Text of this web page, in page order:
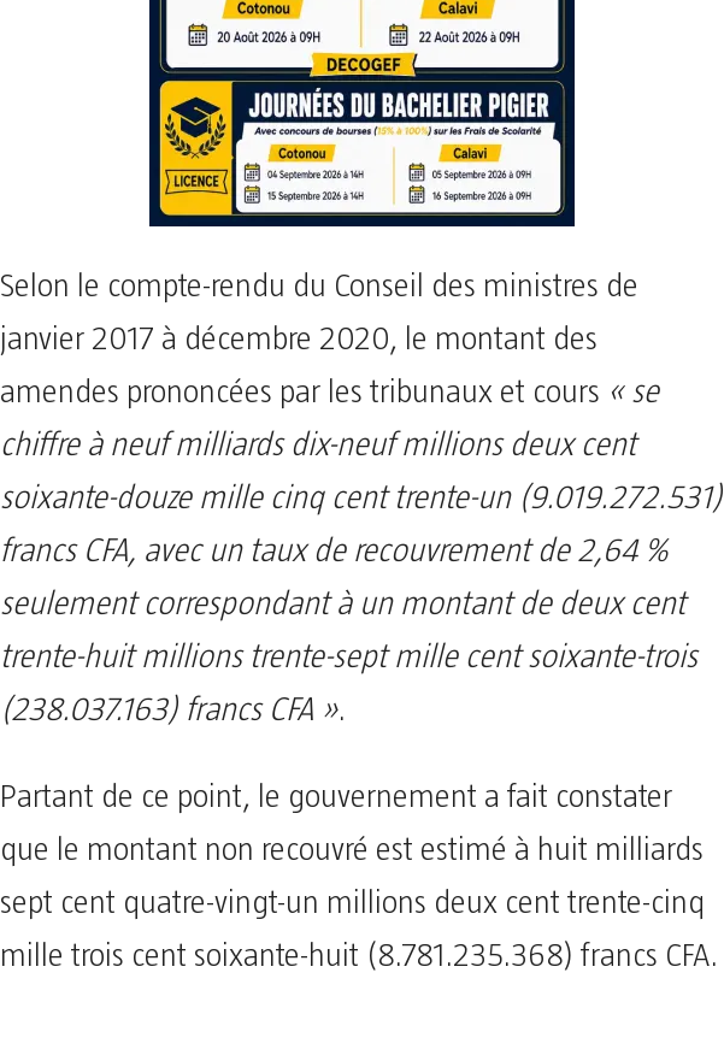
Selon le compte-rendu du Conseil des ministres de
janvier 2017 à décembre 2020, le montant des
amendes prononcées par les tribunaux et cours « se
chiffre à neuf milliards dix-neuf millions deux cent
soixante-douze mille cinq cent trente-un (9.019.272.531)
francs CFA, avec un taux de recouvrement de 2,64 %
seulement correspondant à un montant de deux cent
trente-huit millions trente-sept mille cent soixante-trois
(238.037.163) francs CFA ».
Partant de ce point, le gouvernement a fait constater
que le montant non recouvré est estimé à huit milliards
sept cent quatre-vingt-un millions deux cent trente-cinq
mille trois cent soixante-huit (8.781.235.368) francs CFA.